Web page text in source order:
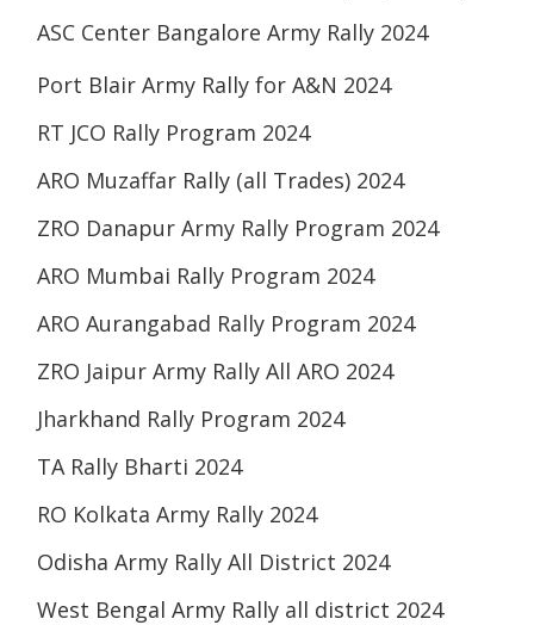
ASC Center Bangalore Army Rally 2024
Port Blair Army Rally for A&N 2024
RT JCO Rally Program 2024
ARO Muzaffar Rally (all Trades) 2024
ZRO Danapur Army Rally Program 2024
ARO Mumbai Rally Program 2024
ARO Aurangabad Rally Program 2024
ZRO Jaipur Army Rally All ARO 2024
Jharkhand Rally Program 2024
TA Rally Bharti 2024
RO Kolkata Army Rally 2024
Odisha Army Rally All District 2024
West Bengal Army Rally all district 2024